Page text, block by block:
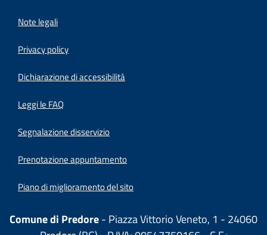
Note legali
Privacy policy
Dichiarazione di accessibilità
Leggi le FAQ
Segnalazione disservizio
Prenotazione appuntamento
Piano di miglioramento del sito
Comune di Predore- Piazza Vittorio Veneto, 1 - 24060